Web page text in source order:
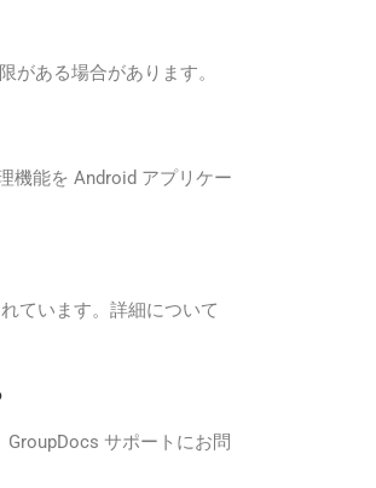
がある場合があります。
機能を Android アプリケー
ています。詳細について
サポートにお問